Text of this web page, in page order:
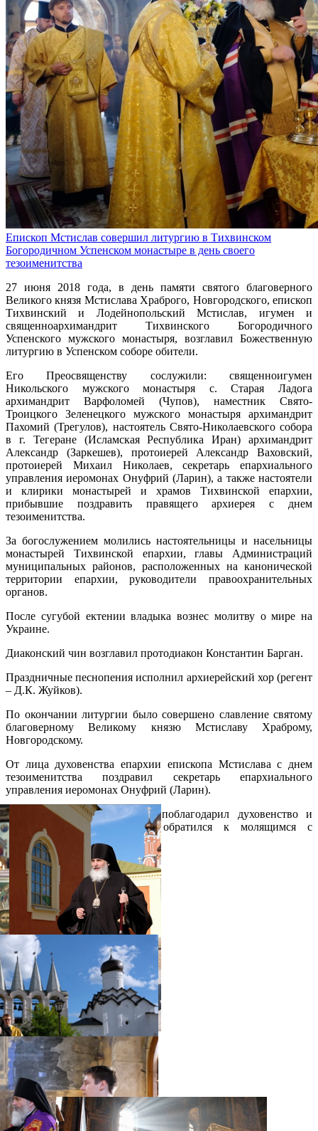
Епископ Мстислав совершил литургию в Тихвинском
Богородичном Успенском монастыре в день своего
тезоименитства
27 июня 2018 года, в день памяти святого благоверного
Великого князя Мстислава Храброго, Новгородского, епископ
Тихвинский и Лодейнопольский Мстислав, игумен и
священноархимандрит Тихвинского Богородичного
Успенского мужского монастыря, возглавил Божественную
литургию в Успенском соборе обители.
Его Преосвященству сослужили: священноигумен
Никольского мужского монастыря с. Старая Ладога
архимандрит Варфоломей (Чупов), наместник Свято-
Троицкого Зеленецкого мужского монастыря архимандрит
Пахомий (Трегулов), настоятель Свято-Николаевского собора
в г. Тегеране (Исламская Республика Иран) архимандрит
Александр (Заркешев), протоиерей Александр Ваховский,
протоиерей Михаил Николаев, секретарь епархиального
управления иеромонах Онуфрий (Ларин), а также настоятели
и клирики монастырей и храмов Тихвинской епархии,
прибывшие поздравить правящего архиерея с днем
тезоименитства.
За богослужением молились настоятельницы и насельницы
монастырей Тихвинской епархии, главы Администраций
муниципальных районов, расположенных на канонической
территории епархии, руководители правоохранительных
органов.
После сугубой ектении владыка вознес молитву о мире на
Украине.
Диаконский чин возглавил протодиакон Константин Барган.
Праздничные песнопения исполнил архиерейский хор (регент
– Д.К. Жуйков).
По окончании литургии было совершено славление святому
благоверному Великому князю Мстиславу Храброму,
Новгородскому.
От лица духовенства епархии епископа Мстислава с днем
тезоименитства поздравил секретарь епархиального
управления иеромонах Онуфрий (Ларин).
Преосвященнейший владыка поблагодарил духовенство и
мирян за поздравления и обратился к молящимся с
архипастырским словом.
Распечатать
Фото